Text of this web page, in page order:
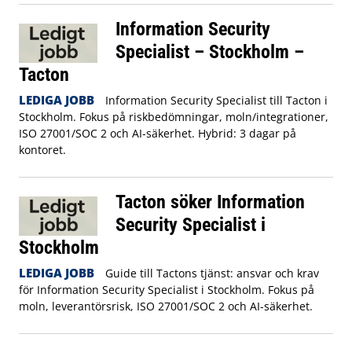
Information Security
Specialist – Stockholm –
Tacton
LEDIGA JOBB
Information Security Specialist till Tacton i
Stockholm. Fokus på riskbedömningar, moln/integrationer,
ISO 27001/SOC 2 och AI-säkerhet. Hybrid: 3 dagar på
kontoret.
Tacton söker Information
Security Specialist i
Stockholm
LEDIGA JOBB
Guide till Tactons tjänst: ansvar och krav
för Information Security Specialist i Stockholm. Fokus på
moln, leverantörsrisk, ISO 27001/SOC 2 och AI-säkerhet.